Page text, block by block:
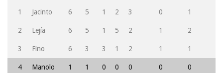
1 Jacinto 6 5 1 2 3 0 1
2 Lejía 6 5 1 5 2 1 2
3 Fino 6 3 3 1 2 1 1
4
Manolo
1 1 0 0 0 0 0